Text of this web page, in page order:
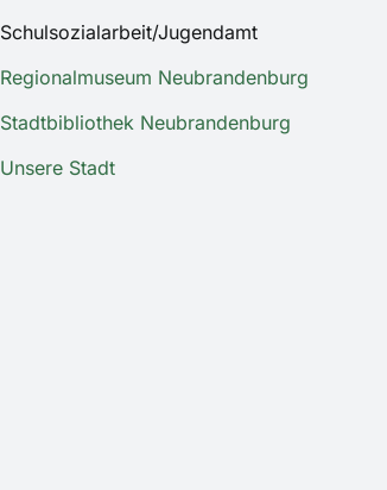
Schulsozialarbeit/Jugendamt
Regionalmuseum Neubrandenburg
Stadtbibliothek Neubrandenburg
Unsere Stadt